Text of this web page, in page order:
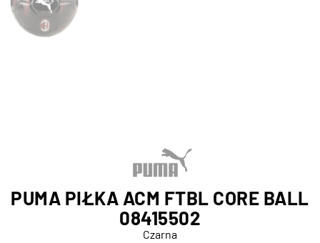
PUMA PIŁKA ACM FTBL CORE BALL
08415502
Czarna